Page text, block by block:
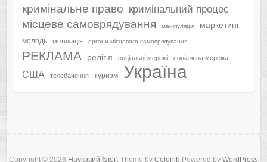
кримінальне право кримінальний процес
місцеве самоврядування маніпуляція маркетинг
молодь мотивація органи місцевого самоврядування
РЕКЛАМА релігія соціальні мережі соціальна мережа
США телебачення туризм Україна
Copyright © 2026 Науковий блоґ. Theme by Colorlib Powered by WordPress